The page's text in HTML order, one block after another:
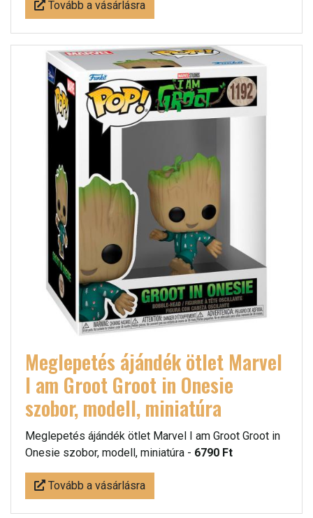
Tovább a vásárlásra
Meglepetés ájándék ötlet Marvel
I am Groot Groot in Onesie
szobor, modell, miniatúra
Meglepetés ájándék ötlet Marvel I am Groot Groot in
Onesie szobor, modell, miniatúra - 6790 Ft
Tovább a vásárlásra